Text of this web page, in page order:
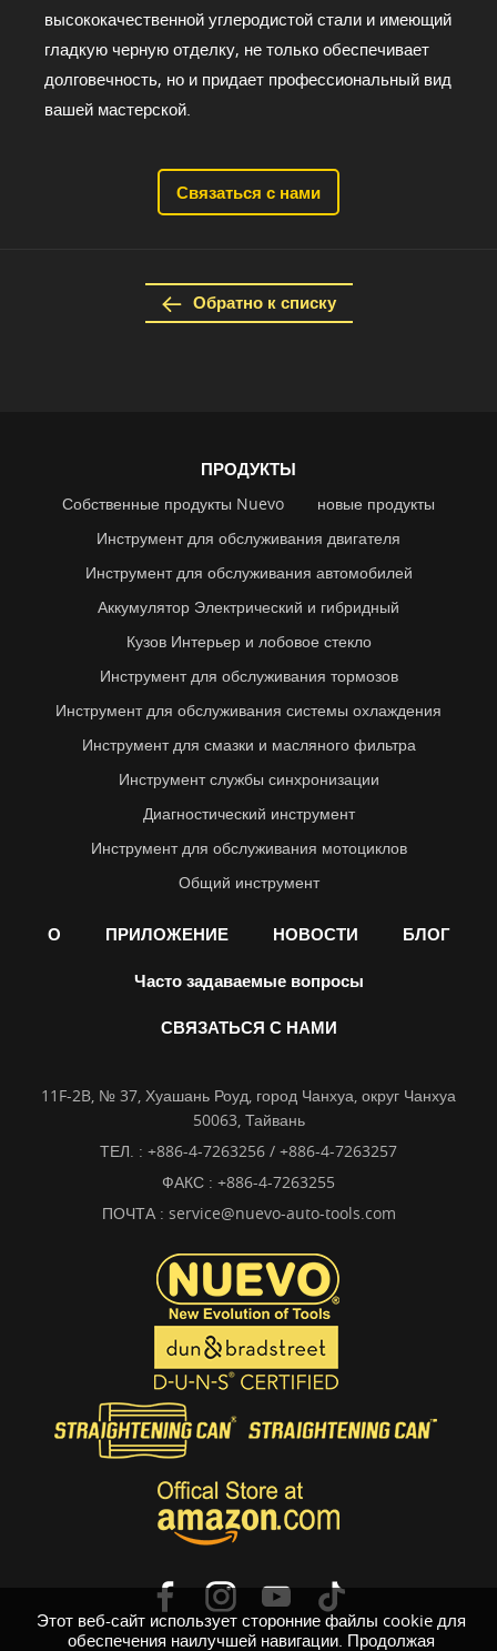
высококачественной углеродистой стали и имеющий
гладкую черную отделку, не только обеспечивает
долговечность, но и придает профессиональный вид
вашей мастерской.
Связаться с нами
Обратно к списку
Этот веб-сайт использует сторонние файлы cookie для
обеспечения наилучшей навигации. Продолжая
ПРОДУКТЫ
Собственные продукты Nuevo
новые продукты
Инструмент для обслуживания двигателя
Инструмент для обслуживания автомобилей
Аккумулятор Электрический и гибридный
Кузов Интерьер и лобовое стекло
Инструмент для обслуживания тормозов
Инструмент для обслуживания системы охлаждения
Инструмент для смазки и масляного фильтра
Инструмент службы синхронизации
Диагностический инструмент
Инструмент для обслуживания мотоциклов
Общий инструмент
О ПРИЛОЖЕНИЕ НОВОСТИ БЛОГ
Часто задаваемые вопросы
СВЯЗАТЬСЯ С НАМИ
11F-2B, № 37, Хуашань Роуд, город Чанхуа, округ Чанхуа
50063, Тайвань
ТЕЛ. : +886-4-7263256 / +886-4-7263257
ФАКС : +886-4-7263255
ПОЧТА : service@nuevo-auto-tools.com